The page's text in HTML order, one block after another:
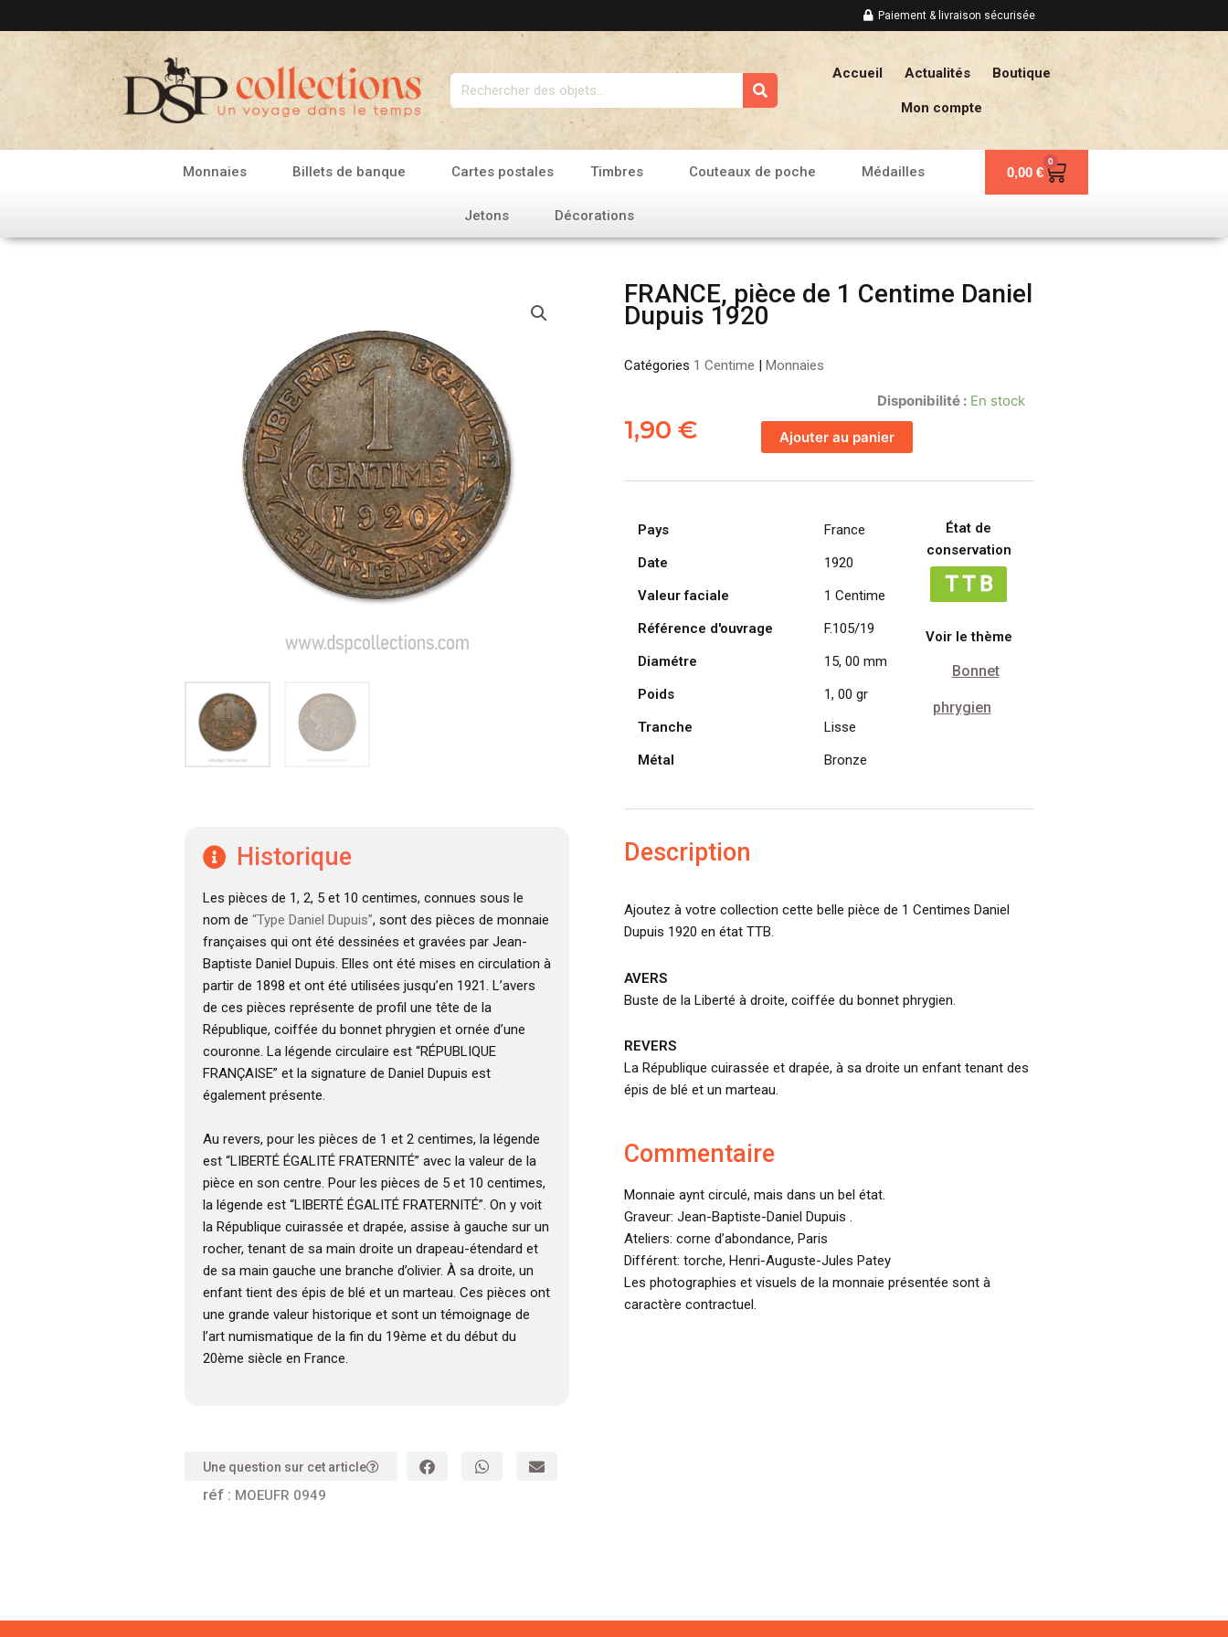
au
contenu
Paiement & livraison sécurisée
Rechercher
Accueil Actualités Boutique
Mon compte
Monnaies Billets de banque Cartes postales Timbres Couteaux de poche Médailles
Jetons Décorations
0,00 €
0
Panier
Historique
Les pièces de 1, 2, 5 et 10 centimes, connues sous le
nom de “Type Daniel Dupuis”, sont des pièces de monnaie
françaises qui ont été dessinées et gravées par Jean-
Baptiste Daniel Dupuis. Elles ont été mises en circulation à
partir de 1898 et ont été utilisées jusqu’en 1921. L’avers
de ces pièces représente de profil une tête de la
République, coiffée du bonnet phrygien et ornée d’une
couronne. La légende circulaire est “RÉPUBLIQUE
FRANÇAISE” et la signature de Daniel Dupuis est
également présente.
Au revers, pour les pièces de 1 et 2 centimes, la légende
est “LIBERTÉ ÉGALITÉ FRATERNITÉ” avec la valeur de la
pièce en son centre. Pour les pièces de 5 et 10 centimes,
la légende est “LIBERTÉ ÉGALITÉ FRATERNITÉ”. On y voit
la République cuirassée et drapée, assise à gauche sur un
rocher, tenant de sa main droite un drapeau-étendard et
de sa main gauche une branche d’olivier. À sa droite, un
enfant tient des épis de blé et un marteau. Ces pièces ont
une grande valeur historique et sont un témoignage de
l’art numismatique de la fin du 19ème et du début du
20ème siècle en France.
Une question sur cet article
réf : MOEUFR 0949
FRANCE, pièce de 1 Centime Daniel
Dupuis 1920
Catégories 1 Centime | Monnaies
1,90 €
Disponibilité : En stock
de
FRANCE,
de
Ajouter au panier
Pays
France
Date
1920
Valeur faciale
1 Centime
Référence d'ouvrage
F.105/19
Diamétre
15, 00 mm
Poids
1, 00 gr
Tranche
Lisse
Métal
Bronze
État de
conservation
Voir le thème
Bonnet
phrygien
Description
Ajoutez à votre collection cette belle pièce de 1 Centimes Daniel
Dupuis 1920 en état TTB.
AVERS
Buste de la Liberté à droite, coiffée du bonnet phrygien.
REVERS
La République cuirassée et drapée, à sa droite un enfant tenant des
épis de blé et un marteau.
Commentaire
Monnaie aynt circulé, mais dans un bel état.
Graveur: Jean-Baptiste-Daniel Dupuis .
Ateliers: corne d’abondance, Paris
Différent: torche, Henri-Auguste-Jules Patey
Les photographies et visuels de la monnaie présentée sont à
caractère contractuel.